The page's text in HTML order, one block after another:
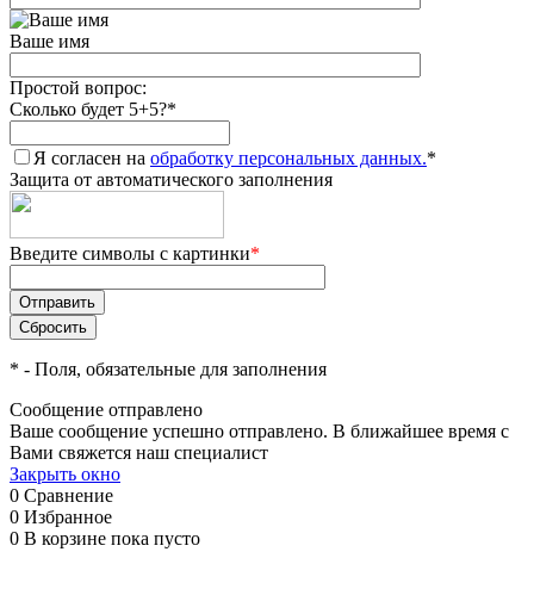
Ваше имя
Простой вопрос:
Сколько будет 5+5?*
Я согласен на обработку персональных данных.*
Защита от автоматического заполнения
Введите символы с картинки*
* - Поля, обязательные для заполнения
Сообщение отправлено
Ваше сообщение успешно отправлено. В ближайшее время с
Вами свяжется наш специалист
Закрыть окно
0 Сравнение
0 Избранное
0 В корзине пока пусто